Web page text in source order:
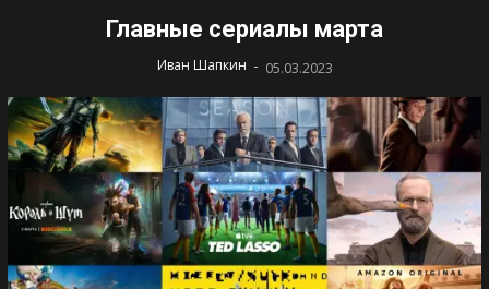
Главные сериалы марта
Иван Шапкин - 05.03.2023